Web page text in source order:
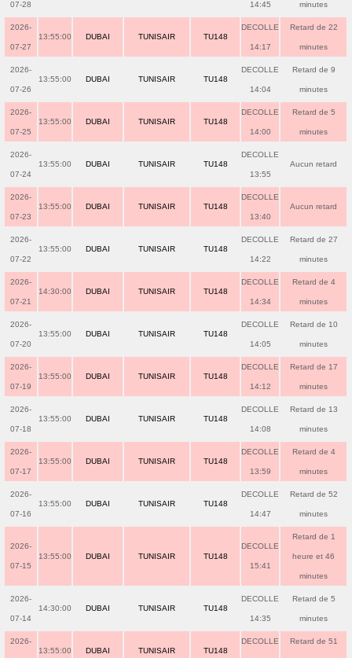
07-28 14:45 minutes
2026-
07-27
13:55:00 DUBAI TUNISAIR TU148
DECOLLE
14:17
Retard de 22
minutes
2026-
07-26
13:55:00 DUBAI TUNISAIR TU148
DECOLLE
14:04
Retard de 9
minutes
2026-
07-25
13:55:00 DUBAI TUNISAIR TU148
DECOLLE
14:00
Retard de 5
minutes
2026-
07-24
13:55:00 DUBAI TUNISAIR TU148
DECOLLE
13:55
Aucun retard
2026-
07-23
13:55:00 DUBAI TUNISAIR TU148
DECOLLE
13:40
Aucun retard
2026-
07-22
13:55:00 DUBAI TUNISAIR TU148
DECOLLE
14:22
Retard de 27
minutes
2026-
07-21
14:30:00 DUBAI TUNISAIR TU148
DECOLLE
14:34
Retard de 4
minutes
2026-
07-20
13:55:00 DUBAI TUNISAIR TU148
DECOLLE
14:05
Retard de 10
minutes
2026-
07-19
13:55:00 DUBAI TUNISAIR TU148
DECOLLE
14:12
Retard de 17
minutes
2026-
07-18
13:55:00 DUBAI TUNISAIR TU148
DECOLLE
14:08
Retard de 13
minutes
2026-
07-17
13:55:00 DUBAI TUNISAIR TU148
DECOLLE
13:59
Retard de 4
minutes
2026-
07-16
13:55:00 DUBAI TUNISAIR TU148
DECOLLE
14:47
Retard de 52
minutes
2026-
07-15
13:55:00 DUBAI TUNISAIR TU148
DECOLLE
15:41
Retard de 1
heure et 46
minutes
2026-
07-14
14:30:00 DUBAI TUNISAIR TU148
DECOLLE
14:35
Retard de 5
minutes
2026-
13:55:00 DUBAI TUNISAIR TU148
DECOLLE Retard de 51